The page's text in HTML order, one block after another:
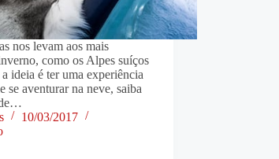
nos levam aos mais
como os Alpes suíços
ideia é ter uma experiência
se aventurar na neve, saiba
10/03/2017